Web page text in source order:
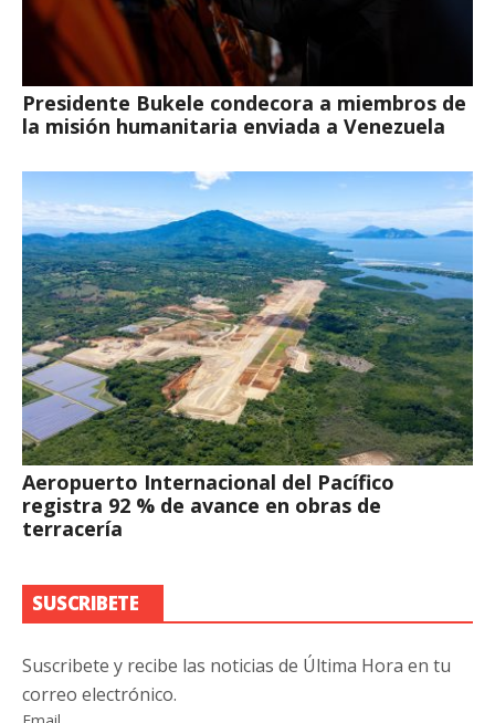
Presidente Bukele condecora a miembros de
la misión humanitaria enviada a Venezuela
Aeropuerto Internacional del Pacífico
registra 92 % de avance en obras de
terracería
SUSCRIBETE
Suscribete y recibe las noticias de Última Hora en tu
correo electrónico.